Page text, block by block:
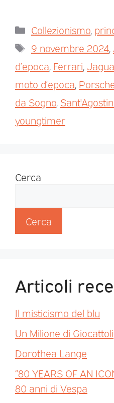
Collezionismo
9 novembre 2024
d’epoca Ferrari
moto d’epoca
da Sogno
youngtimer
Cerca
Cerca
Articoli
Il misticismo del blu
Un Milione di Giocattoli
Dorothea Lange
“80 YEARS OF AN
80 anni di Vespa